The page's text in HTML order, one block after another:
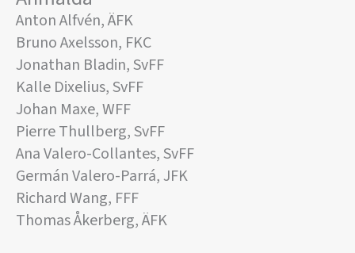
Anton Alfvén, ÄFK
Bruno Axelsson, FKC
Jonathan Bladin, SvFF
Kalle Dixelius, SvFF
Johan Maxe, WFF
Pierre Thullberg, SvFF
Ana Valero-Collantes, SvFF
Germán Valero-Parrá, JFK
Richard Wang, FFF
Thomas Åkerberg, ÄFK